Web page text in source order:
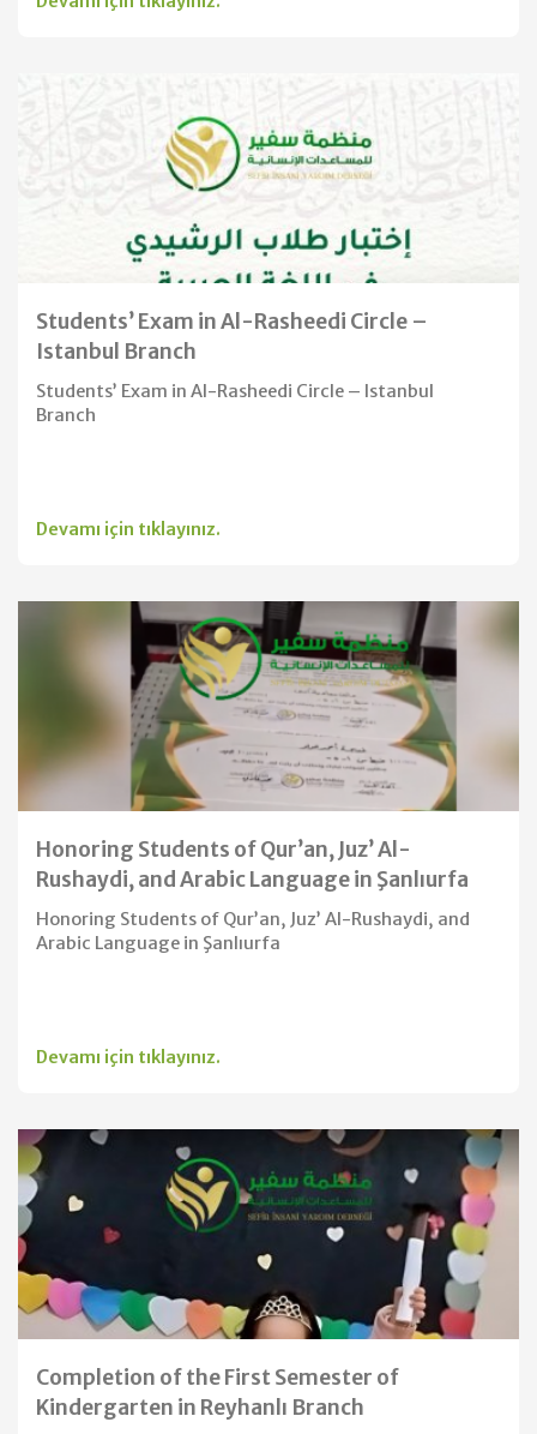
Students’ Exam in Al-Rasheedi Circle –
Istanbul Branch
Students’ Exam in Al-Rasheedi Circle – Istanbul
Branch
Devamı için tıklayınız.
Honoring Students of Qur’an, Juz’ Al-
Rushaydi, and Arabic Language in Şanlıurfa
Honoring Students of Qur’an, Juz’ Al-Rushaydi, and
Arabic Language in Şanlıurfa
Devamı için tıklayınız.
Completion of the First Semester of
Kindergarten in Reyhanlı Branch